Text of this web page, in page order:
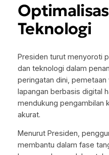
Teknologi
Presiden turut menyoroti
dan teknologi dalam
peringatan dini,
lapangan berbasis digital
mendukung pengambilan
akurat.
Menurut Presiden,
membantu dalam fase